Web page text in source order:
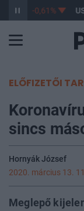
363,17 -0,61%
ELŐFIZETŐI
sincs
Hornyák József
2020. március 13.
Meglepő